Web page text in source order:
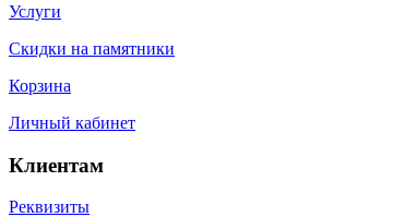
Услуги
Скидки на памятники
Корзина
Личный кабинет
Клиентам
Реквизиты